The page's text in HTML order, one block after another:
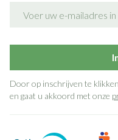
Door op inschrijven te
en gaat u akkoord met onze